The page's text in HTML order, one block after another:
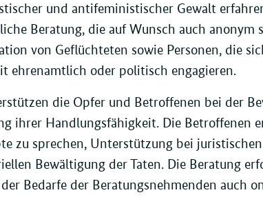
und antifeministischer Gewalt
Beratung, die auf Wunsch auch
von Geflüchteten sowie Personen, die
ehrenamtlich oder politisch engagieren.
die Opfer und Betroffenen bei der
ihrer Handlungsfähigkeit. Die Betroffenen
zu sprechen, Unterstützung bei
Bewältigung der Taten. Die Beratung
Bedarfe der Beratungsnehmenden auch